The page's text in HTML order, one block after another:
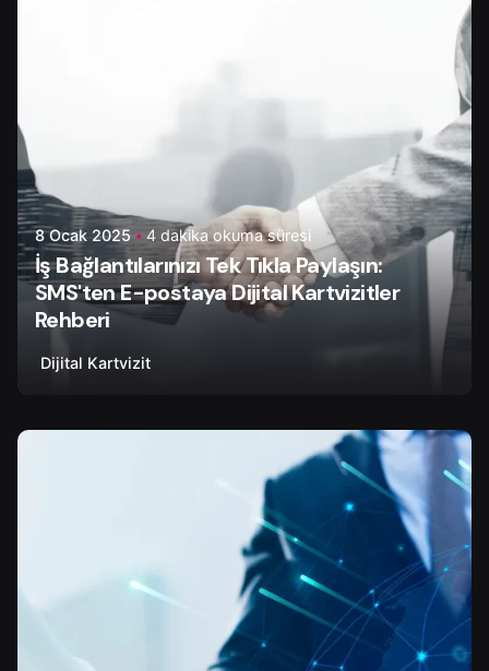
8 Ocak 2025 4 dakika okuma süresi
İş Bağlantılarınızı Tek Tıkla Paylaşın:
SMS'ten E-postaya Dijital Kartvizitler
Rehberi
Dijital Kartvizit